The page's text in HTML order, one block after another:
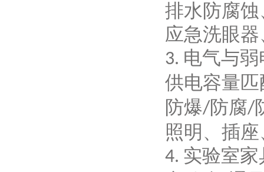
排水防腐
应急洗眼
3. 电气与弱
供电容量
防爆/防腐/
照明、插
4. 实验室家